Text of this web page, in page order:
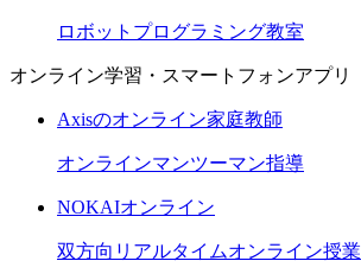
ロボットプログラミング教室
オンライン学習・スマートフォンアプリ
Axisのオンライン家庭教師
オンラインマンツーマン指導
NOKAIオンライン
双方向リアルタイムオンライン授業